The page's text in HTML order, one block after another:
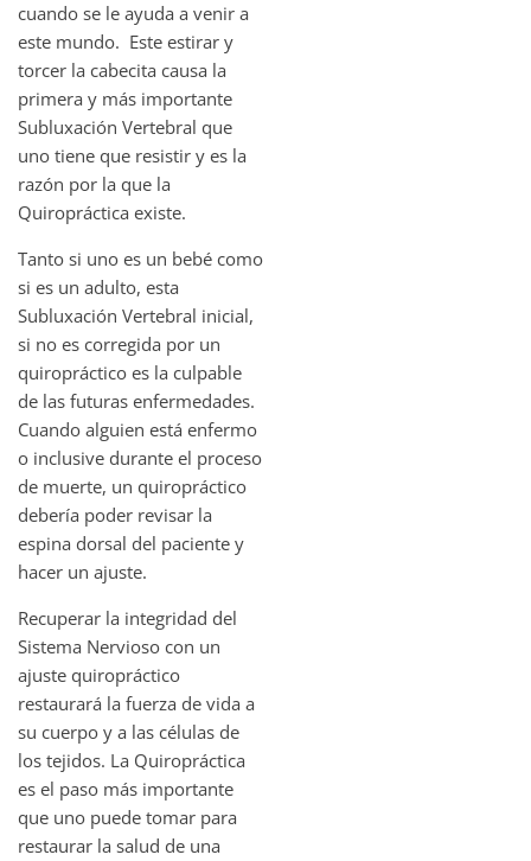
cuando se le ayuda a venir a
este mundo. Este estirar y
torcer la cabecita causa la
primera y más importante
Subluxación Vertebral que
uno tiene que resistir y es la
razón por la que la
Quiropráctica existe.
Tanto si uno es un bebé como
si es un adulto, esta
Subluxación Vertebral inicial,
si no es corregida por un
quiropráctico es la culpable
de las futuras enfermedades.
Cuando alguien está enfermo
o inclusive durante el proceso
de muerte, un quiropráctico
debería poder revisar la
espina dorsal del paciente y
hacer un ajuste.
Recuperar la integridad del
Sistema Nervioso con un
ajuste quiropráctico
restaurará la fuerza de vida a
su cuerpo y a las células de
los tejidos. La Quiropráctica
es el paso más importante
que uno puede tomar para
restaurar la salud de una